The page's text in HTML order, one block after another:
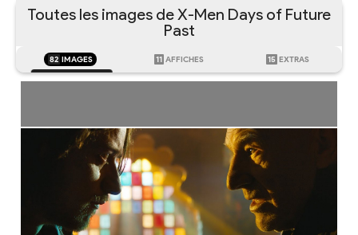
Toutes les images de X-Men Days of Future
Past
82 IMAGES 11 AFFICHES 15 EXTRAS